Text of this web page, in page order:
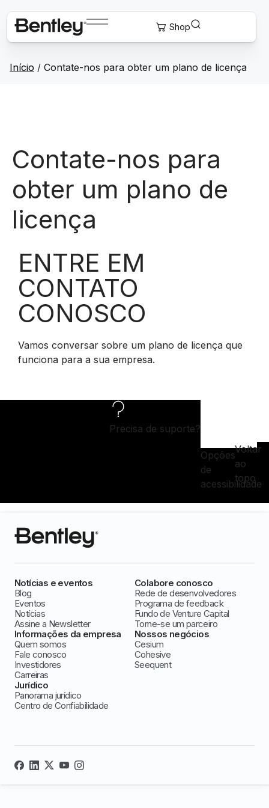
Início / Contate-nos para obter um plano de licença
Contate-nos para
obter um plano de
licença
ENTRE EM
CONTATO
CONOSCO
Vamos conversar sobre um plano de licença que
funciona para a sua empresa.
Precisa de suporte?
Opções
de
acessibilidade
Voltar
ao
topo
Notícias e eventos
Blog
Eventos
Notícias
Assine a Newsletter
Colabore conosco
Rede de desenvolvedores
Programa de feedback
Fundo de Venture Capital
Torne-se um parceiro
Informações da empresa
Quem somos
Fale conosco
Investidores
Carreiras
Nossos negócios
Cesium
Cohesive
Seequent
Jurídico
Panorama jurídico
Centro de Confiabilidade